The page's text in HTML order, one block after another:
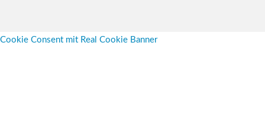
Cookie Consent mit Real Cookie Banner